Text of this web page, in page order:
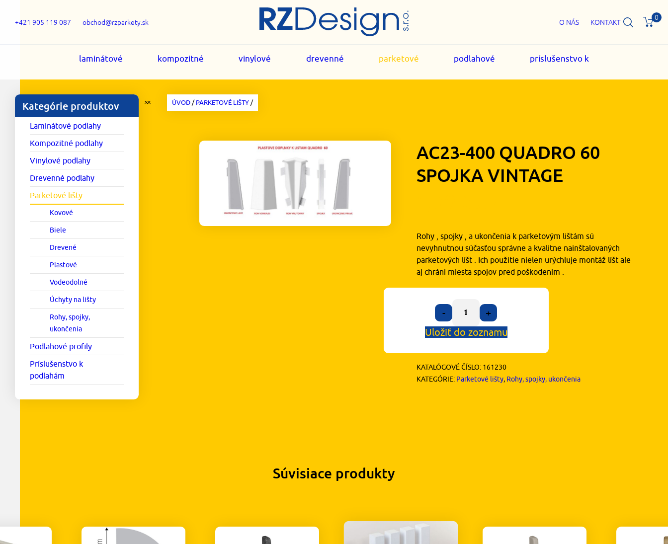
+421 905 119 087 obchod@rzparkety.sk O NÁS KONTAKT
0
laminátové kompozitné vinylové drevenné parketové podlahové príslušenstvo k
Kategórie produktov
Laminátové podlahy
Kompozitné podlahy
Vinylové podlahy
Drevenné podlahy
Parketové lišty
Kovové
Biele
Drevené
Plastové
Vodeodolné
Úchyty na lišty
Rohy, spojky,
ukončenia
Podlahové profily
Príslušenstvo k
podlahám
ÚVOD/PARKETOVÉ LIŠTY/
AC23-400 QUADRO 60
SPOJKA VINTAGE
Rohy , spojky , a ukončenia k parketovým lištám sú
nevyhnutnou súčasťou správne a kvalitne nainštalovaných
parketových líšt . Ich použitie nielen urýchluje montáž líšt ale
aj chráni miesta spojov pred poškodením .
-
+
Uložiť do zoznamu
KATALÓGOVÉ ČÍSLO: 161230
KATEGÓRIE: Parketové lišty, Rohy, spojky, ukončenia
Súvisiace produkty